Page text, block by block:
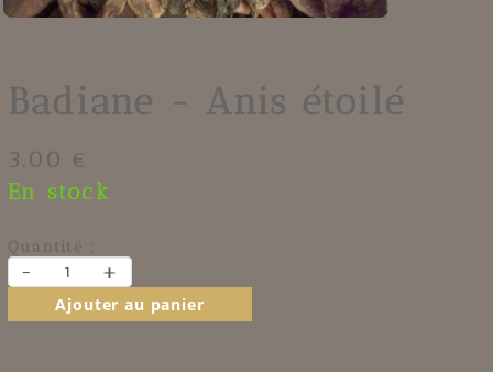
Badiane - Anis étoilé
3.00 €
En stock
Quantité :
- +
Ajouter au panier